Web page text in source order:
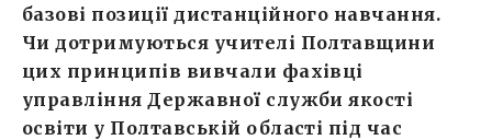
базові позиції дистанційного навчання.
Чи дотримуються учителі Полтавщини
цих принципів вивчали фахівці
управління Державної служби якості
освіти у Полтавській області під час